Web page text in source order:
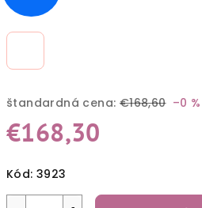
štandardná cena: €168,60 –0 %
€168,30
cena:
Kód: 3923